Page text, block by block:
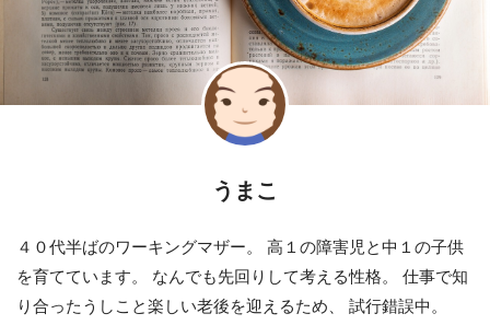
うまこ
４０代半ばのワーキングマザー。 高１の障害児と中１の子供
を育てています。 なんでも先回りして考える性格。 仕事で知
り合ったうしこと楽しい老後を迎えるため、 試行錯誤中。